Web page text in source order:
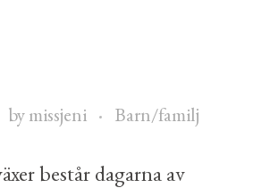
bymissjeni Barn/familj
består dagarna av